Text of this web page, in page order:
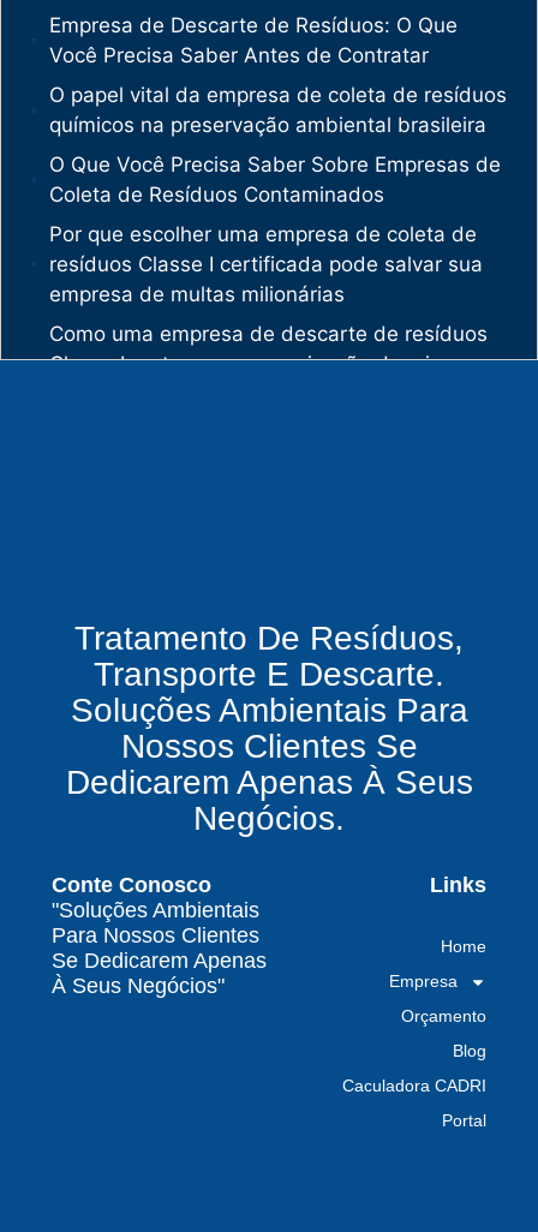
Empresa de Descarte de Resíduos: O Que
Você Precisa Saber Antes de Contratar
O papel vital da empresa de coleta de resíduos
químicos na preservação ambiental brasileira
O Que Você Precisa Saber Sobre Empresas de
Coleta de Resíduos Contaminados
Por que escolher uma empresa de coleta de
resíduos Classe I certificada pode salvar sua
empresa de multas milionárias
Como uma empresa de descarte de resíduos
Classe I protege sua organização de crimes
vê oportunidades bilionárias esperando para
serem exploradas.
O que uma empresa de gestão de resíduos
químicos precisa fazer para garantir segurança
e conformidade legal no Brasil
Como uma empresa de gestão de resíduos
contaminados protege o meio ambiente e
Por que contratar uma empresa de gestão de
resíduos classe I é fundamental para sua
indústria
Por que escolher uma empresa de
gerenciamento de resíduos especializada é
Tratamento De Resíduos,
Transporte E Descarte.
Soluções Ambientais Para
Nossos Clientes Se
Dedicarem Apenas À Seus
Negócios.
Conte Conosco
"Soluções Ambientais
Para Nossos Clientes
Se Dedicarem Apenas
À Seus Negócios"
Links
Home
Empresa
Orçamento
Blog
Caculadora CADRI
Portal